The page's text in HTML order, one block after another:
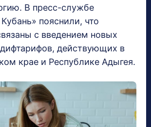
В пресс-службе
пояснили, что
с введением новых
действующих в
крае и Республике Адыгея.